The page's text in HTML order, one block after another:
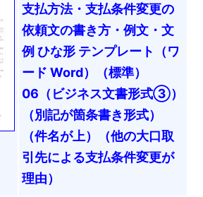
支払方法・支払条件変更の
依頼文の書き方・例文・文
例 ひな形 テンプレート（ワ
ード Word）（標準）
06（ビジネス文書形式③）
（別記が箇条書き形式）
（件名が上）（他の大口取
引先による支払条件変更が
理由）